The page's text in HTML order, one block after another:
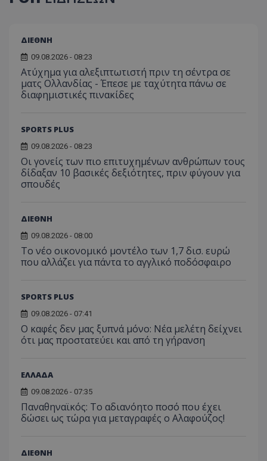
ΔΙΕΘΝΗ
09.08.2026 - 08:23
Ατύχημα για αλεξιπτωτιστή πριν τη σέντρα σε
ματς Ολλανδίας - Έπεσε με ταχύτητα πάνω σε
διαφημιστικές πινακίδες
SPORTS PLUS
09.08.2026 - 08:23
Οι γονείς των πιο επιτυχημένων ανθρώπων τους
δίδαξαν 10 βασικές δεξιότητες, πριν φύγουν για
σπουδές
ΔΙΕΘΝΗ
09.08.2026 - 08:00
Το νέο οικονομικό μοντέλο των 1,7 δισ. ευρώ
που αλλάζει για πάντα το αγγλικό ποδόσφαιρο
SPORTS PLUS
09.08.2026 - 07:41
Ο καφές δεν μας ξυπνά μόνο: Νέα μελέτη δείχνει
ότι μας προστατεύει και από τη γήρανση
ΕΛΛΑΔΑ
09.08.2026 - 07:35
Παναθηναϊκός: Το αδιανόητο ποσό που έχει
δώσει ως τώρα για μεταγραφές ο Αλαφούζος!
ΔΙΕΘΝΗ